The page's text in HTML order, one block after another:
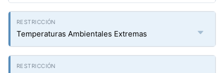
Temperaturas Ambientales Extremas